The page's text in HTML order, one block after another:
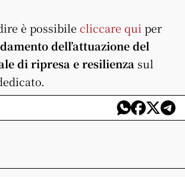
è possibile cliccare qui per
dell’attuazione del
di ripresa e resilienza sul